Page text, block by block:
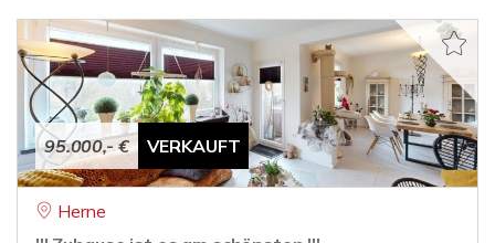
95.000,- € VERKAUFT
Herne